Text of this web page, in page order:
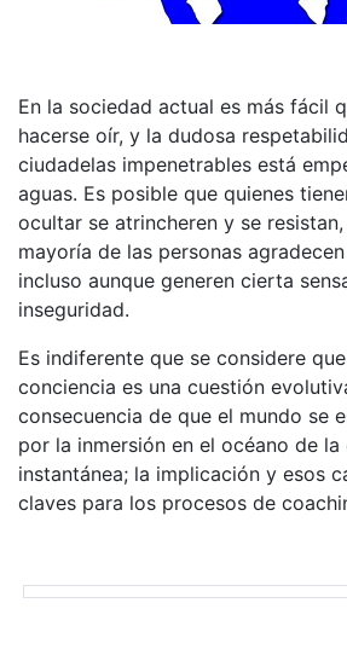
En la sociedad actual es más fácil
hacerse oír, y la dudosa
ciudadelas impenetrables está
aguas. Es posible que quienes
ocultar se atrincheren y se
mayoría de las personas
incluso aunque generen cierta
inseguridad.
Es indiferente que se considere
conciencia es una cuestión
consecuencia de que el mundo se
por la inmersión en el océano de
instantánea; la implicación y esos
claves para los procesos de